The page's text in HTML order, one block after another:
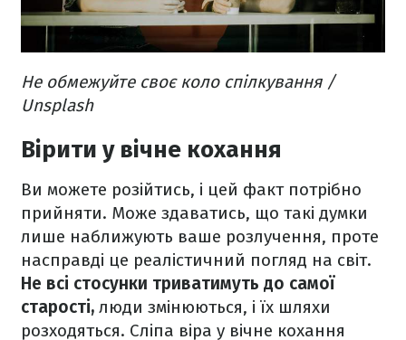
Не обмежуйте своє коло спілкування /
Unsplash
Вірити у вічне кохання
Ви можете розійтись, і цей факт потрібно
прийняти. Може здаватись, що такі думки
лише наближують ваше розлучення, проте
насправді це реалістичний погляд на світ.
Не всі стосунки триватимуть до самої
старості, люди змінюються, і їх шляхи
розходяться. Сліпа віра у вічне кохання